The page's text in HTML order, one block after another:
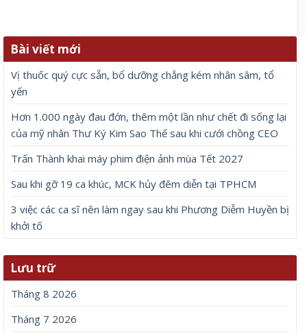
Bài viết mới
Vị thuốc quý cực sẵn, bổ dưỡng chẳng kém nhân sâm, tổ
yến
Hơn 1.000 ngày đau đớn, thêm một lần như chết đi sống lại
của mỹ nhân Thư Ký Kim Sao Thế sau khi cưới chồng CEO
Trấn Thành khai máy phim điện ảnh mùa Tết 2027
Sau khi gỡ 19 ca khúc, MCK hủy đêm diễn tại TPHCM
3 việc các ca sĩ nên làm ngay sau khi Phương Diễm Huyền bị
khởi tố
Lưu trữ
Tháng 8 2026
Tháng 7 2026